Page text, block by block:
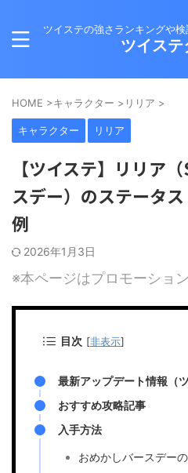
ツイステの強さランキングや
ツイステ
HOME >キャラクター > リリア >
キャラクター リリア
【ツイステ】リリア
スデー）のステータ
例
2026年1月3日
※本ページはプロモーショ
目次 [非表示]
最新アップデート情報（ツ
おすすめ攻略記事
入手方法
おめかしバースデー